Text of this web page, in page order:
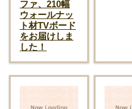
ファ、210幅
ウォールナッ
ト材TVボード
をお届けしま
した！